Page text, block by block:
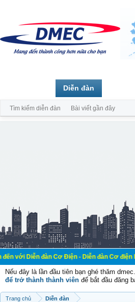
đàn Cơ Điện - Diễn đàn Cơ điện là nơi
Nếu đây là lần đầu tiên bạn ghé thăm
để trở thành thành viên để bắt đầu đăng
Trang chủ Diễn đàn
Diễn đàn
Tìm kiếm diễn đàn Bài viết gần đây